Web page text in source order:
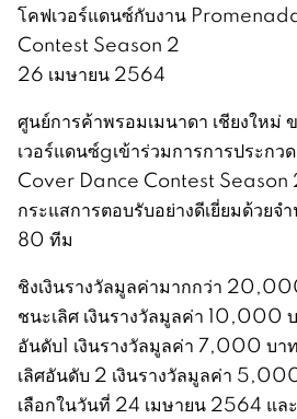
โคฟเวอร์แดนซ์กับงาน
Contest Season 2
26 เมษายน 2564
ศูนย์การค้าพรอมเมนาดา เชียงใหม่
เวอร์แดนซ์gเข้าร่วมการการประก
Cover Dance Contest Season
กระแสการตอบรับอย่างดีเยี่ยมด้วยจ
80 ทีม
ชิงเงินรางวัลมูลค่ามากกว่า
ชนะเลิศ เงินรางวัลมูลค่า 10,000
อันดับ1 เงินรางวัลมูลค่า 7,000 บา
เลิศอันดับ 2 เงินรางวัลมูลค่า
เลือกในวันที่ 24 เมษายน 2564 แล